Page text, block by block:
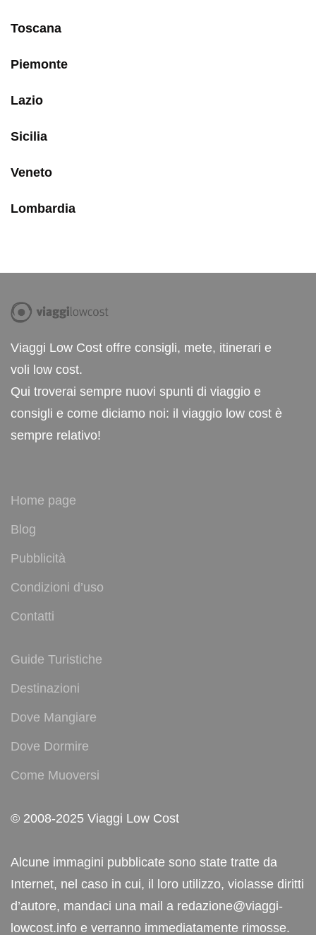
Toscana
Piemonte
Lazio
Sicilia
Veneto
Lombardia
Viaggi Low Cost offre consigli, mete, itinerari e
voli low cost.
Qui troverai sempre nuovi spunti di viaggio e
consigli e come diciamo noi: il viaggio low cost è
sempre relativo!
Home page
Blog
Pubblicità
Condizioni d’uso
Contatti
Guide Turistiche
Destinazioni
Dove Mangiare
Dove Dormire
Come Muoversi
© 2008-2025 Viaggi Low Cost
Alcune immagini pubblicate sono state tratte da
Internet, nel caso in cui, il loro utilizzo, violasse diritti
d’autore, mandaci una mail a redazione@viaggi-
lowcost.info e verranno immediatamente rimosse.